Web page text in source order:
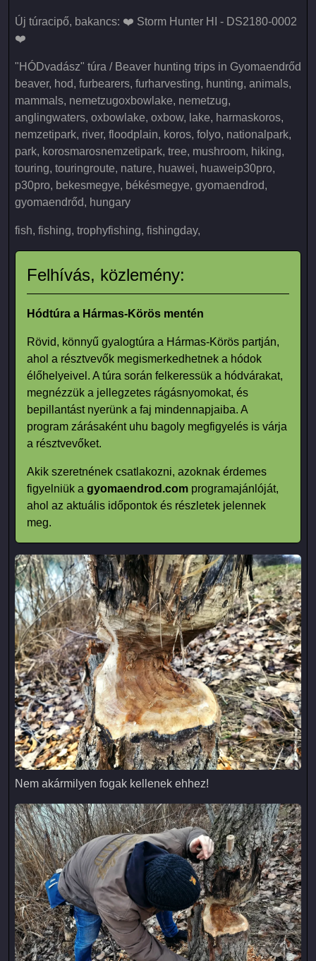
Új túracipő, bakancs: ❤️ Storm Hunter HI - DS2180-0002
❤️
"HÓDvadász" túra / Beaver hunting trips in Gyomaendrőd
beaver, hod, furbearers, furharvesting, hunting, animals,
mammals, nemetzugoxbowlake, nemetzug,
anglingwaters, oxbowlake, oxbow, lake, harmaskoros,
nemzetipark, river, floodplain, koros, folyo, nationalpark,
park, korosmarosnemzetipark, tree, mushroom, hiking,
touring, touringroute, nature, huawei, huaweip30pro,
p30pro, bekesmegye, békésmegye, gyomaendrod,
gyomaendrőd, hungary
fish, fishing, trophyfishing, fishingday,
Felhívás, közlemény:
Hódtúra a Hármas-Körös mentén
Rövid, könnyű gyalogtúra a Hármas-Körös partján,
ahol a résztvevők megismerkedhetnek a hódok
élőhelyeivel. A túra során felkeressük a hódvárakat,
megnézzük a jellegzetes rágásnyomokat, és
bepillantást nyerünk a faj mindennapjaiba. A
program zárásaként uhu bagoly megfigyelés is várja
a résztvevőket.
Akik szeretnének csatlakozni, azoknak érdemes
figyelniük a gyomaendrod.com programajánlóját,
ahol az aktuális időpontok és részletek jelennek
meg.
Nem akármilyen fogak kellenek ehhez!
Nem akármilyen fogak kellenek ehhez!